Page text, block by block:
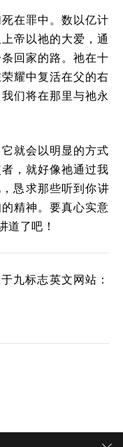
在罪中。数以亿计
帝以祂的大爱，通
回家的路。祂在十
耀中复活在父的右
们将在那里与祂永
就会以明显的方式
，就好像祂通过我
恳求那些听到你讲
精神。要真心实意
道了吧！
九标志英文网站：